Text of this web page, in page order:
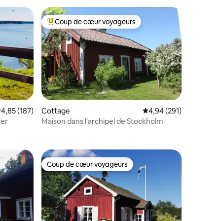
: 4,99 sur 5
moyenne sur la base de 187 commentaires : 4,85 sur 5
4,85 (187)
Coups de cœur voyageurs les plus appréciés
Coup de cœur voyageurs
Cottage Évaluation moyenne
4,94 (291)
Maison dans l'archipel de Stockholm
appréciés Coup de cœur voyageurs
Coup de cœur voyageurs